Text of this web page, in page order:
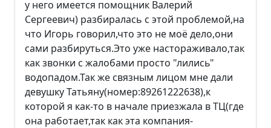
у него имеется помощник Валерий
Сергеевич) разбиралась с этой проблемой,на
что Игорь говорил,что это не моё дело,они
сами разбируться.Это уже настораживало,так
как звонки с жалобами просто "лились"
водопадом.Так же связным лицом мне дали
девушку Татьяну(номер:89261222638),к
которой я как-то в начале приезжала в ТЦ(где
она работает,так как эта компания-